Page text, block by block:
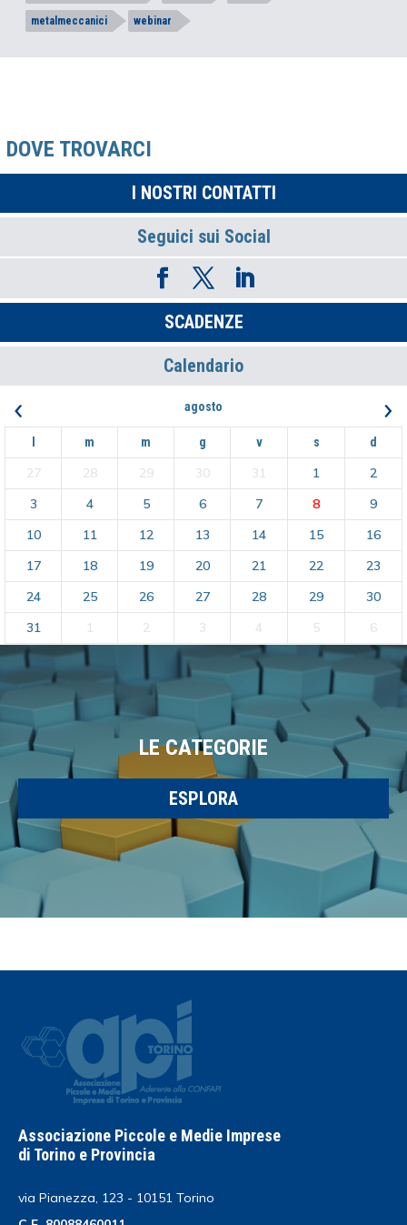
metalmeccanici webinar
DOVE TROVARCI
I NOSTRI CONTATTI
Seguici sui Social
SCADENZE
Calendario
‹ agosto ›
m m g v s d
27 28 29 30 31 1
2
3
4 5 6 7 8
9
10
11 12 13 14 15
16
17
18 19 20 21 22
23
24
25 26 27 28 29
30
31
1 2 3 4 5 6
LE CATEGORIE
ESPLORA
Associazione Piccole e Medie Imprese
di Torino e Provincia
via Pianezza, 123 - 10151 Torino